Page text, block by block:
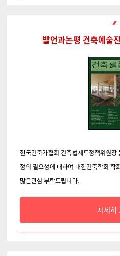
발언과논평 건축예술
한국건축가협회 건축법제도정책위원장
정의 필요성에 대하여 대한건축학회 학
많은관심 부탁드립니다.
자세히